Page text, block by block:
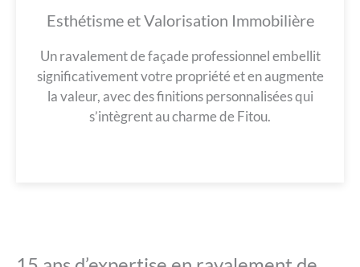
Esthétisme et Valorisation Immobilière
Un ravalement de façade professionnel embellit
significativement votre propriété et en augmente
la valeur, avec des finitions personnalisées qui
s’intègrent au charme de Fitou.